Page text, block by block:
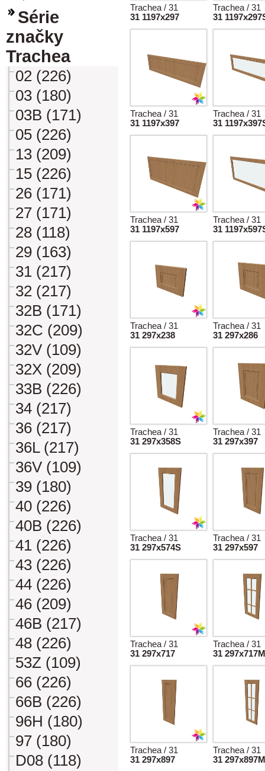
Série
značky
Trachea
02 (226)
03 (180)
03B (171)
05 (226)
13 (209)
15 (226)
26 (171)
27 (171)
28 (118)
29 (163)
31 (217)
32 (217)
32B (171)
32C (209)
32V (109)
32X (209)
33B (226)
34 (217)
36 (217)
36L (217)
36V (109)
39 (180)
40 (226)
40B (226)
41 (226)
43 (226)
44 (226)
46 (209)
46B (217)
48 (226)
53Z (109)
66 (226)
66B (226)
96H (180)
97 (180)
D08 (118)
Trachea / 31
31 1197x297
Trachea / 31
31
Trachea / 31
31 1197x397
Trachea / 31
31
Trachea / 31
31 1197x597
Trachea / 31
31
Trachea / 31
31 297x238
Trachea / 31
31 297x286
Trachea / 31
31 297x358S
Trachea / 31
31 297x397
Trachea / 31
31 297x574S
Trachea / 31
31 297x597
Trachea / 31
31 297x717
Trachea / 31
31 297x717M
Trachea / 31
31 297x897
Trachea / 31
31 297x897M